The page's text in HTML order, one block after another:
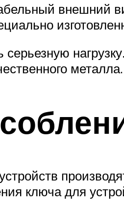
внешний
металла.
ключа для